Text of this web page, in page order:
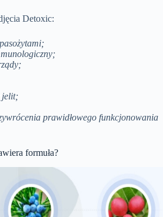
Detoxic:
jelit;
prawidłowego funkcjonowania
formuła?